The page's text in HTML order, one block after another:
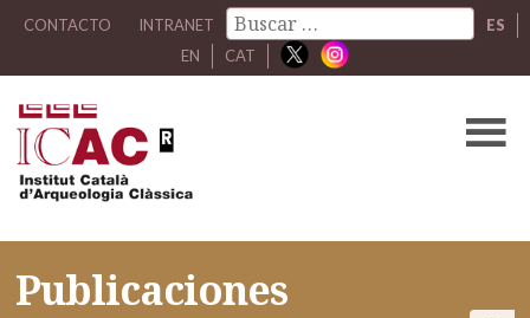
CONTACTO INTRANET
ES
EN
CAT
Publicaciones